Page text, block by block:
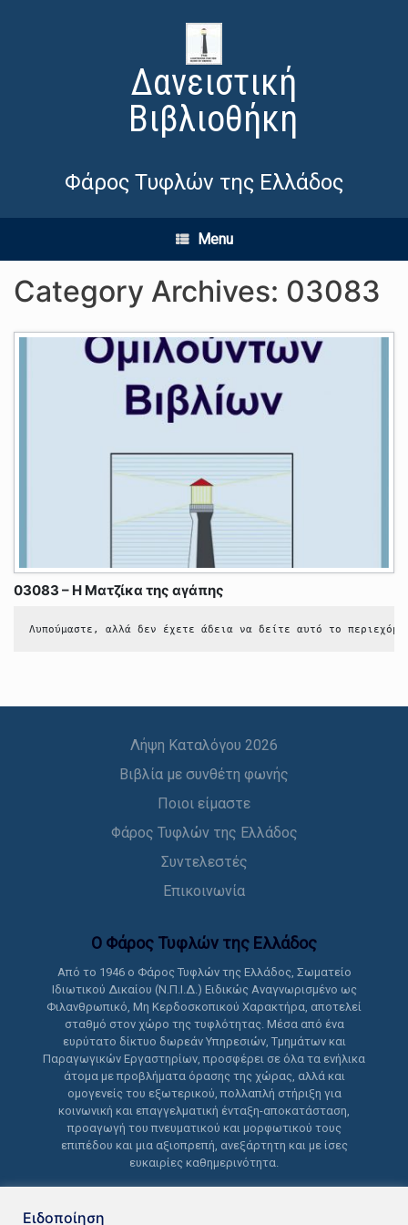
Δανειστική
Βιβλιοθήκη
Φάρος Τυφλών της Ελλάδος
Menu
Category Archives: 03083
03083 – Η Ματζίκα της αγάπης
Λυπούμαστε, αλλά δεν έχετε άδεια να δείτε αυτό το
Λήψη Καταλόγου 2026
Βιβλία με συνθέτη φωνής
Ποιοι είμαστε
Φάρος Τυφλών της Ελλάδος
Συντελεστές
Επικοινωνία
Ο Φάρος Τυφλών της Ελλάδoς
Από το 1946 ο Φάρος Τυφλών της Ελλάδος, Σωματείο
Ιδιωτικού Δικαίου (Ν.Π.Ι.Δ.) Ειδικώς Αναγνωρισμένο ως
Φιλανθρωπικό, Μη Κερδοσκοπικού Χαρακτήρα, αποτελεί
σταθμό στον χώρο της τυφλότητας. Μέσα από ένα
ευρύτατο δίκτυο δωρεάν Υπηρεσιών, Τμημάτων και
Παραγωγικών Εργαστηρίων, προσφέρει σε όλα τα ενήλικα
άτομα με προβλήματα όρασης της χώρας, αλλά και
ομογενείς του εξωτερικού, πολλαπλή στήριξη για
κοινωνική και επαγγελματική ένταξη-αποκατάσταση,
προαγωγή του πνευματικού και μορφωτικού τους
επιπέδου και μια αξιοπρεπή, ανεξάρτητη και με ίσες
ευκαιρίες καθημερινότητα.
Ειδοποίηση